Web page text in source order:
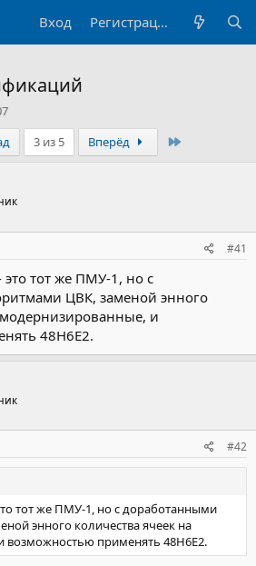
Вход Регистрация
3 из 5 Вперёд
#41
тот же ПМУ-1, но с
ЦВК, заменой энного
модернизированные, и
48Н6Е2.
#42
тот же ПМУ-1, но с доработанными
энного количества ячеек на
возможностью применять 48Н6Е2.